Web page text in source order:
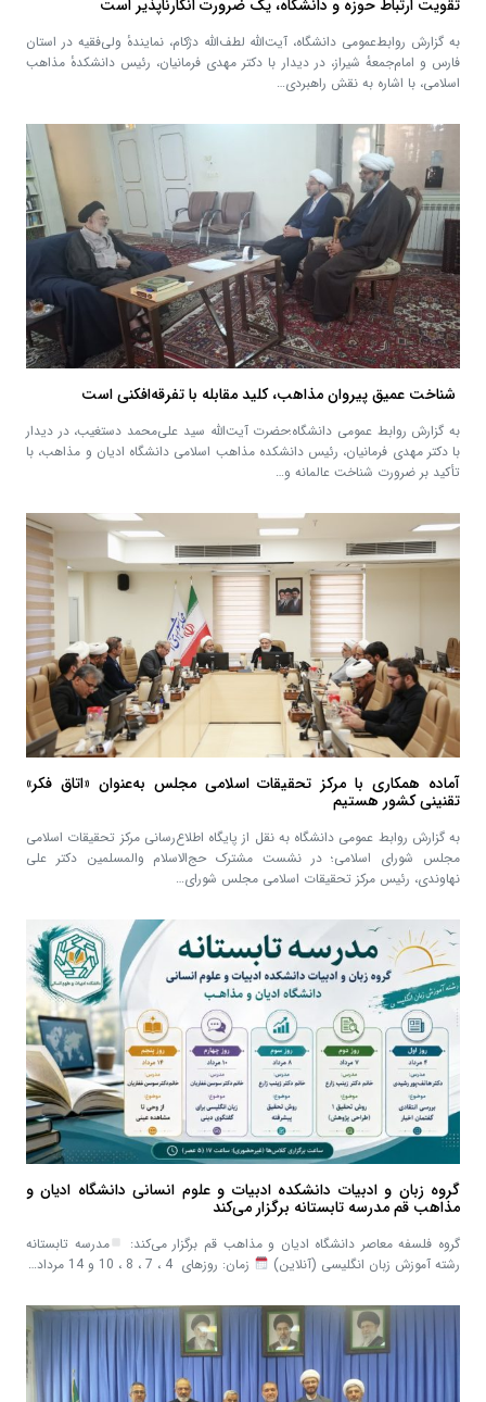
تقویت ارتباط حوزه و دانشگاه، یک ضرورت انکارناپذیر است
به گزارش روابط‌عمومی دانشگاه، آیت‌الله لطف‌الله دژکام، نمایندهٔ ولی‌فقیه در استان
فارس و امام‌جمعهٔ شیراز، در دیدار با دکتر مهدی فرمانیان، رئیس دانشکدهٔ مذاهب
اسلامی، با اشاره به نقش راهبردی…
شناخت عمیق پیروان مذاهب، کلید مقابله با تفرقه‌افکنی است
به گزارش روابط عمومی دانشگاه؛حضرت آیت‌الله سید علی‌محمد دستغیب، در دیدار
با دکتر مهدی فرمانیان، رئیس دانشکده مذاهب اسلامی دانشگاه ادیان و مذاهب، با
تأکید بر ضرورت شناخت عالمانه و…
آماده همکاری با مرکز تحقیقات اسلامی مجلس به‌عنوان «اتاق فکر»
تقنینی کشور هستیم
به گزارش روابط عمومی دانشگاه به نقل از پایگاه اطلاع‌رسانی مرکز تحقیقات اسلامی
مجلس شورای اسلامی؛ در نشست مشترک حج‌الاسلام والمسلمین دکتر علی
نهاوندی، رئیس مرکز تحقیقات اسلامی مجلس شورای…
گروه زبان و ادبیات دانشکده ادبیات و علوم انسانی دانشگاه ادیان و
مذاهب قم مدرسه تابستانه برگزار می‌کند
گروه فلسفه معاصر دانشگاه ادیان و مذاهب قم برگزار می‌کند:
مدرسه تابستانه
رشته آموزش زبان انگلیسی (آنلاین)
زمان: روزهای 4 ، 7 ، 8 ، 10 و 14 مرداد…